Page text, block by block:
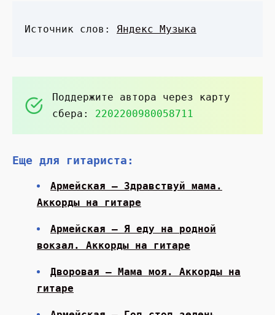
Источник слов: Яндекс Музыка
Поддержите автора через карту
сбера: 2202200980058711
Еще для гитариста:
Армейская — Здравствуй мама.
Аккорды на гитаре
Армейская — Я еду на родной
вокзал. Аккорды на гитаре
Дворовая — Мама моя. Аккорды на
гитаре